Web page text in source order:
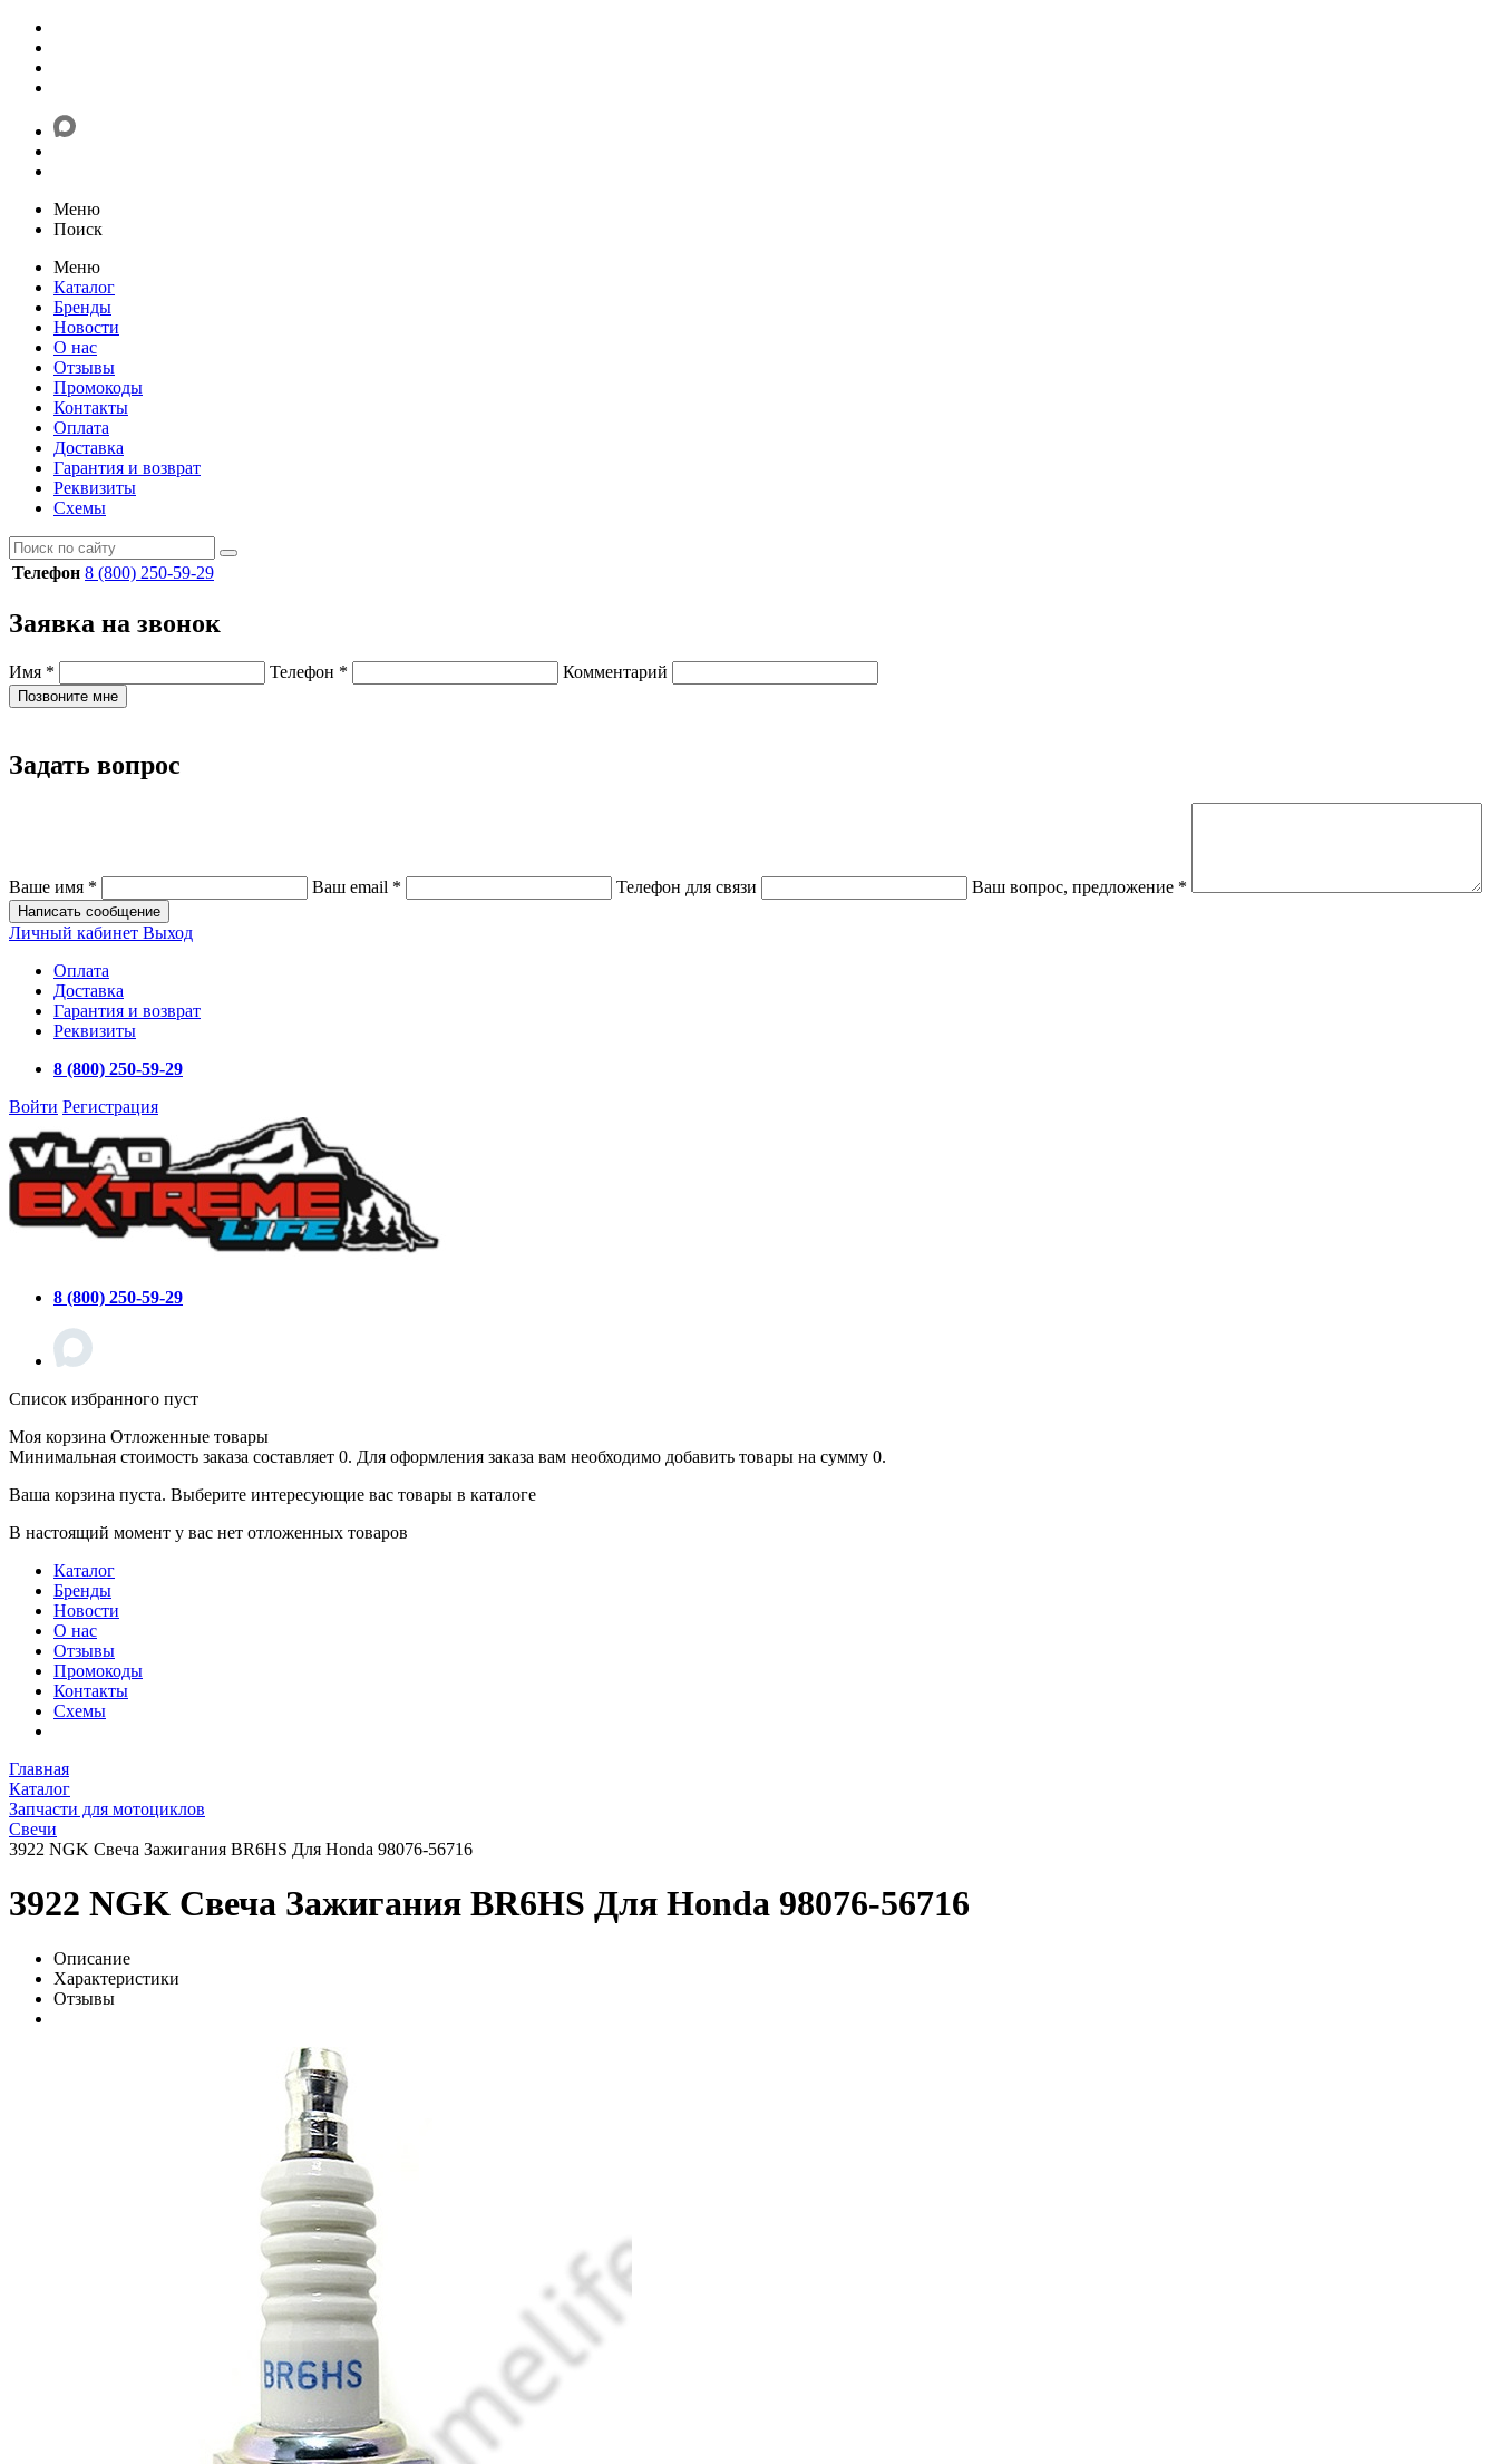
Меню
Поиск
Меню
Каталог
Бренды
Новости
О нас
Отзывы
Промокоды
Контакты
Оплата
Доставка
Гарантия и возврат
Реквизиты
Схемы
Телефон 8 (800) 250-59-29
Заявка на звонок
Имя * Телефон * Комментарий
Позвоните мне
Задать вопрос
Ваше имя * Ваш email * Телефон для связи Ваш вопрос, предложение *
Написать сообщение
Личный кабинет Выход
Оплата
Доставка
Гарантия и возврат
Реквизиты
8 (800) 250-59-29
Войти Регистрация
8 (800) 250-59-29
Список избранного пуст
Моя корзина Отложенные товары
Минимальная стоимость заказа составляет 0. Для оформления заказа вам необходимо добавить товары на сумму 0.
Ваша корзина пуста. Выберите интересующие вас товары в каталоге
В настоящий момент у вас нет отложенных товаров
Каталог
Бренды
Новости
О нас
Отзывы
Промокоды
Контакты
Схемы
Главная
Каталог
Запчасти для мотоциклов
Свечи
3922 NGK Свеча Зажигания BR6HS Для Honda 98076-56716
3922 NGK Свеча Зажигания BR6HS Для Honda 98076-56716
Описание
Характеристики
Отзывы